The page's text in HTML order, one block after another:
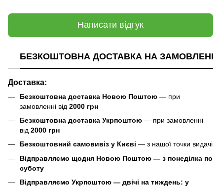
Написати відгук
БЕЗКОШТОВНА ДОСТАВКА НА ЗАМОВЛЕННЯ
Доставка:
Безкоштовна доставка Новою Поштою — при
замовленні від 2000 грн
Безкоштовна доставка Укрпоштою — при замовленні
від 2000 грн
Безкоштовний самовивіз у Києві — з нашої точки видачі
Відправляємо щодня Новою Поштою — з понеділка по
суботу
Відправляємо Укрпоштою — двічі на тиждень: у